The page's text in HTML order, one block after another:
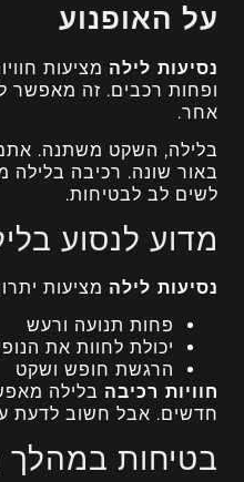
על האופנוע
נסיעות לילה מציעות
ופחות רכבים. זה מאפשר
אחר.
בלילה, השקט משתנה.
באור שונה. רכיבה
לשים לב לבטיחות.
מדוע לנסוע
נסיעות לילה מציעות
פחות תנועה ורעש
יכולת לחוות את
הרגשת חופש ושקט
חוויות רכיבה בלילה
חדשים. אבל חשוב לדעת
בטיחות במהלך